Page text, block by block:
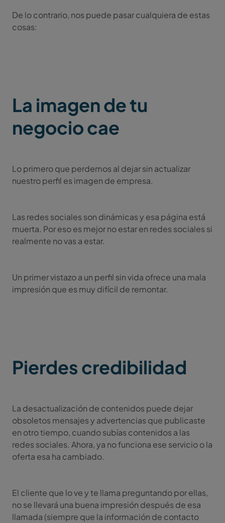
De lo contrario, nos puede pasar cualquiera de estas
cosas:
La imagen de tu
negocio cae
Lo primero que perdemos al dejar sin actualizar
nuestro perfil es imagen de empresa.
Las redes sociales son dinámicas y esa página está
muerta. Por eso es mejor no estar en redes sociales si
realmente no vas a estar.
Un primer vistazo a un perfil sin vida ofrece una mala
impresión que es muy difícil de remontar.
Pierdes credibilidad
La desactualización de contenidos puede dejar
obsoletos mensajes y advertencias que publicaste
en otro tiempo, cuando subías contenidos a las
redes sociales. Ahora, ya no funciona ese servicio o la
oferta esa ha cambiado.
El cliente que lo ve y te llama preguntando por ellas,
no se llevará una buena impresión después de esa
llamada (siempre que la información de contacto